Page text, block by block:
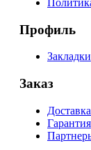
Профиль
Закладки
Заказ
Гарантия